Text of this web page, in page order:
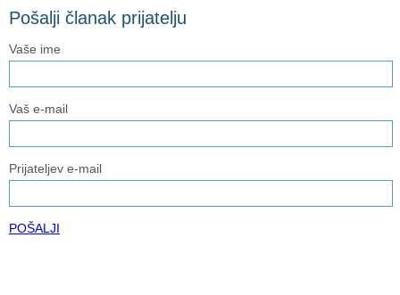
Pošalji članak prijatelju
Vaše ime
Vaš e-mail
Prijateljev e-mail
POŠALJI